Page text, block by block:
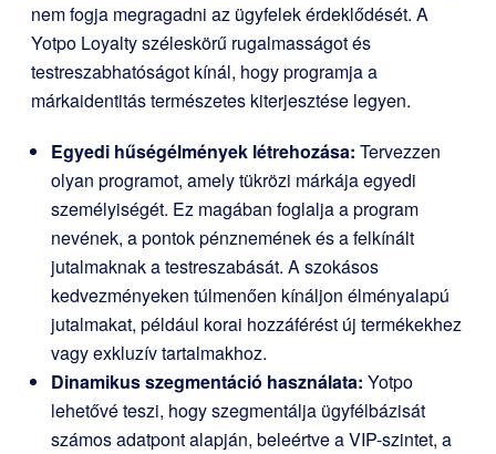
nem fogja megragadni az ügyfelek érdeklődését. A
Yotpo Loyalty széleskörű rugalmasságot és
testreszabhatóságot kínál, hogy programja a
márkaidentitás természetes kiterjesztése legyen.
Egyedi hűségélmények létrehozása: Tervezzen
olyan programot, amely tükrözi márkája egyedi
személyiségét. Ez magában foglalja a program
nevének, a pontok pénznemének és a felkínált
jutalmaknak a testreszabását. A szokásos
kedvezményeken túlmenően kínáljon élményalapú
jutalmakat, például korai hozzáférést új termékekhez
vagy exkluzív tartalmakhoz.
Dinamikus szegmentáció használata: Yotpo
lehetővé teszi, hogy szegmentálja ügyfélbázisát
számos adatpont alapján, beleértve a VIP-szintet, a